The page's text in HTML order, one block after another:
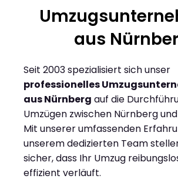
aus
Seit 2003 spezialisiert sich unser
professionelles
aus Nürnberg auf die
Umzügen zwischen Nürnberg
Mit unserer umfassenden
unserem dedizierten Team
sicher, dass Ihr Umzug
effizient verläuft.